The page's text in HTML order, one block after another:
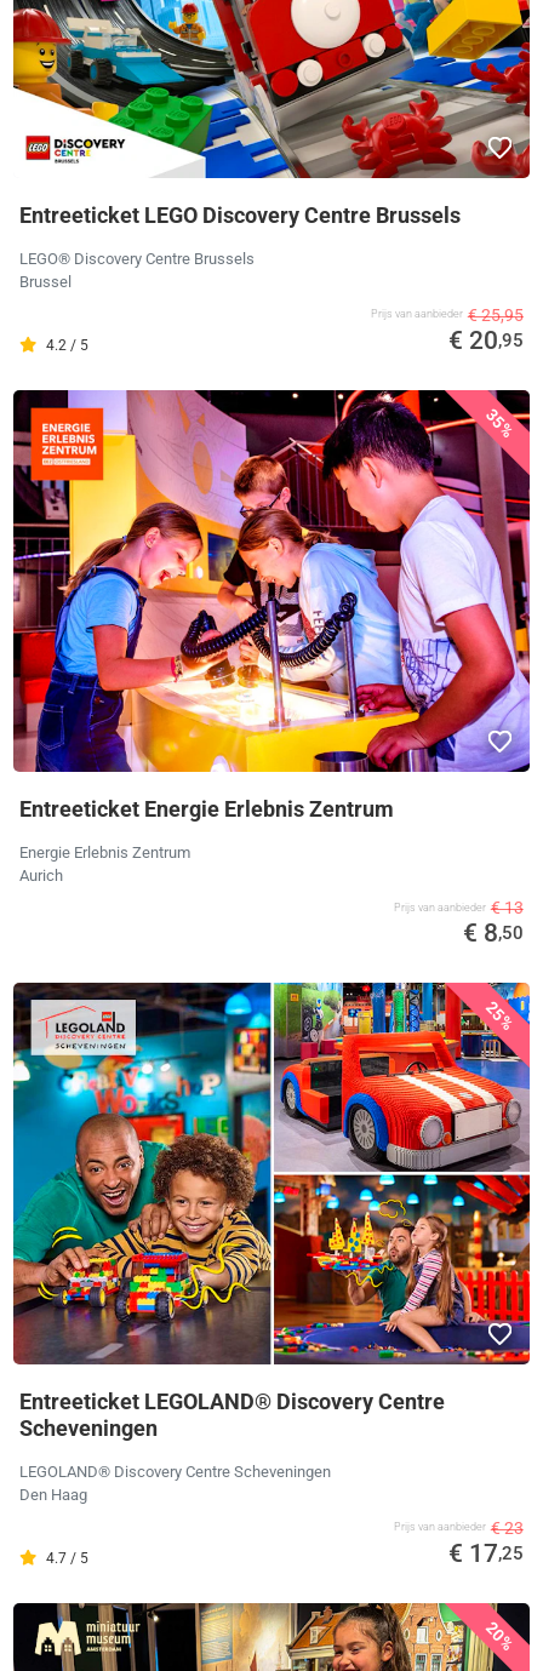
Entreeticket LEGO Discovery Centre Brussels
LEGO® Discovery Centre Brussels
Brussel
4.2 / 5
Prijs van aanbieder € 25,95
€ 20,95
35%
Entreeticket Energie Erlebnis Zentrum
Energie Erlebnis Zentrum
Aurich
Prijs van aanbieder € 13
€ 8,50
25%
Entreeticket LEGOLAND® Discovery Centre
Scheveningen
LEGOLAND® Discovery Centre Scheveningen
Den Haag
4.7 / 5
Prijs van aanbieder € 23
€ 17,25
20%